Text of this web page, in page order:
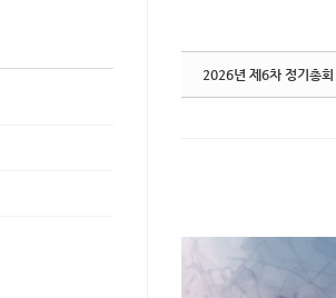
2026년 제6차 정기총회